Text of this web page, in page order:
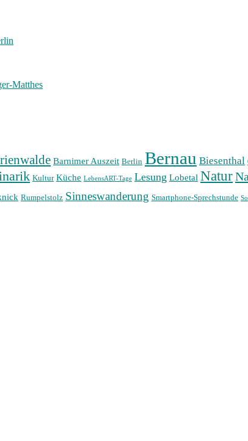
Matthes
Barnimer Auszeit Berlin Bernau Biesenthal
Kultur Küche LebensART-Tage Lesung Lobetal Natur
Rumpelstolz Sinneswanderung Smartphone-Sprechstunde